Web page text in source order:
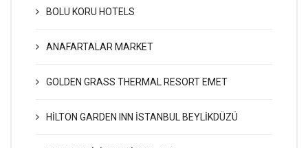
BOLU KORU HOTELS
ANAFARTALAR MARKET
GOLDEN GRASS THERMAL RESORT EMET
HİLTON GARDEN INN İSTANBUL BEYLİKDÜZÜ